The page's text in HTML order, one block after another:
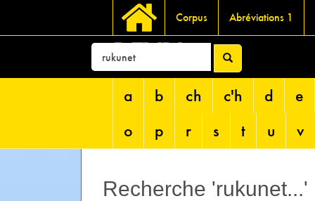
Corpus Abréviations 1
DEVRI
a b ch c'h d
e
o
p r s t u v
Recherche